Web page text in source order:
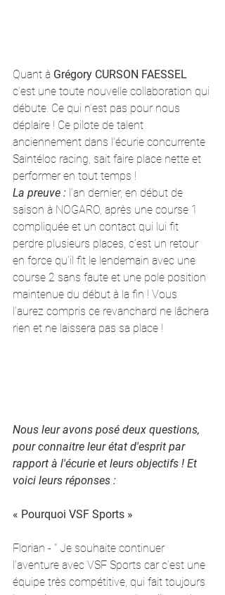
Quant à Grégory CURSON FAESSEL
c’est une toute nouvelle collaboration qui
débute. Ce qui n’est pas pour nous
déplaire ! Ce pilote de talent
anciennement dans l’écurie concurrente
Saintéloc racing, sait faire place nette et
performer en tout temps !
La preuve : l’an dernier, en début de
saison à NOGARO, après une course 1
compliquée et un contact qui lui fit
perdre plusieurs places, c’est un retour
en force qu’il fit le lendemain avec une
course 2 sans faute et une pole position
maintenue du début à la fin ! Vous
l’aurez compris ce revanchard ne lâchera
rien et ne laissera pas sa place !
Nous leur avons posé deux questions,
pour connaitre leur état d'esprit par
rapport à l'écurie et leurs objectifs ! Et
voici leurs réponses :
« Pourquoi VSF Sports »
Florian - " Je souhaite continuer
l’aventure avec VSF Sports car c’est une
équipe très compétitive, qui fait toujours